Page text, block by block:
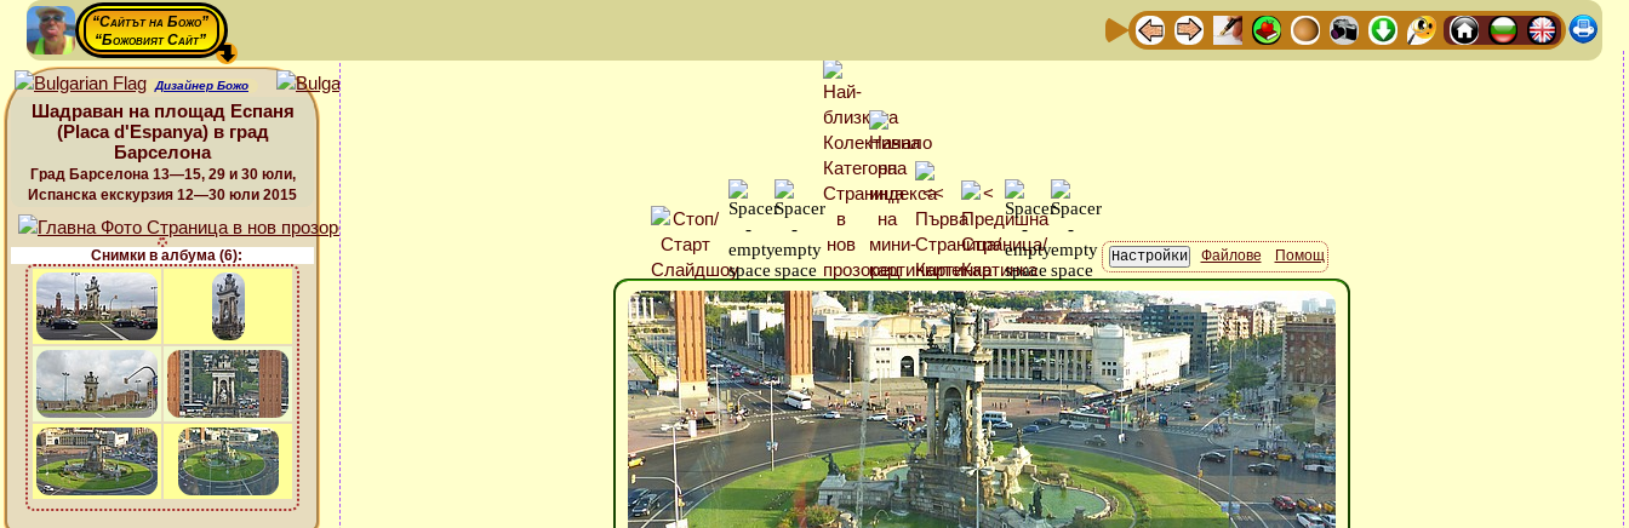
“Сайтът на Божо”
“Божовият Сайт”
Дизайнер Божо
Шадраван на площад Еспаня
(Placa d'Espanya) в град
Барселона
Град Барселона 13—15, 29 и 30 юли,
Испанска екскурзия 12—30 юли 2015
Снимки в албума (6): Файлове Помощ